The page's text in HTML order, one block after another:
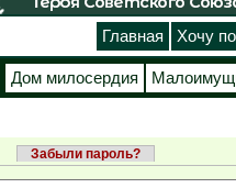
Главная Хочу
Дом милосердия
Забыли пароль?